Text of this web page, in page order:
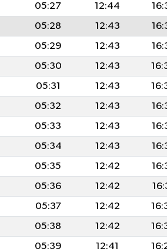
05:27 12:44
05:28 12:43
05:29 12:43
05:30 12:43
05:31 12:43
05:32 12:43
05:33 12:43
05:34 12:43
05:35 12:42
05:36 12:42
05:37 12:42
05:38 12:42
05:39 12:41